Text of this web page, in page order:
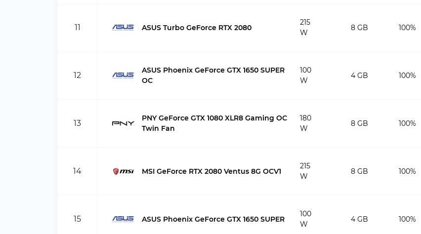
11 ASUS Turbo GeForce RTX 2080
215
W
8 GB 100%
12
ASUS Phoenix GeForce GTX 1650 SUPER
OC
100
W
4 GB 100%
13
PNY GeForce GTX 1080 XLR8 Gaming OC
Twin Fan
180
W
8 GB 100%
14 MSI GeForce RTX 2080 Ventus 8G OCV1
215
W
8 GB 100%
15 ASUS Phoenix GeForce GTX 1650 SUPER
100
W
4 GB 100%